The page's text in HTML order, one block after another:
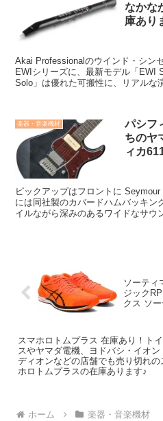
なかな
庫あり
Akai Professionalのウインド・シン
EWIシリーズに、最新モデル「EWI
Solo」は優れた可搬性に、リアルな
ーにもお勧めです。繊細な息使いに
演奏まで一台でこなすデジタル世
な”Solo”パフォーマンスは是非EWI
楽器・音楽機材
パシフ
ちのヤ
ィカ
ピックアップはフロントに
には同社製のカバードハムバッキン
イルながら深みのあるワイドなサウ
ソーティ
ジック
クス ソ
スマホロトムプラス 在庫あり！ト
スやヤマダ電機、ヨドバシ・イオン
ディオンなどの店舗でも売り切れの
ホロトムプラスの在庫あります♪
ホーム 楽器・音楽機材